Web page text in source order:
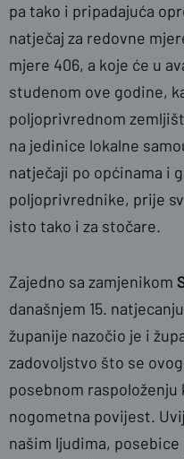
pa tako i pripadajuća
natječaj za redovne
mjere 406, a koje će u
studenom ove godine,
poljoprivrednom
na jedinice lokalne
natječaji po općinama i
poljoprivrednike, prije
isto tako i za stočare.
Zajedno sa zamjenikom
današnjem 15.
županije nazočio je i
zadovoljstvo što se
posebnom
nogometna povijest.
našim ljudima,